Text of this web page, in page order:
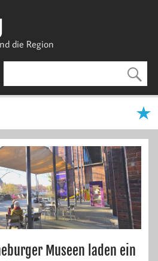
die Region
Museen laden ein